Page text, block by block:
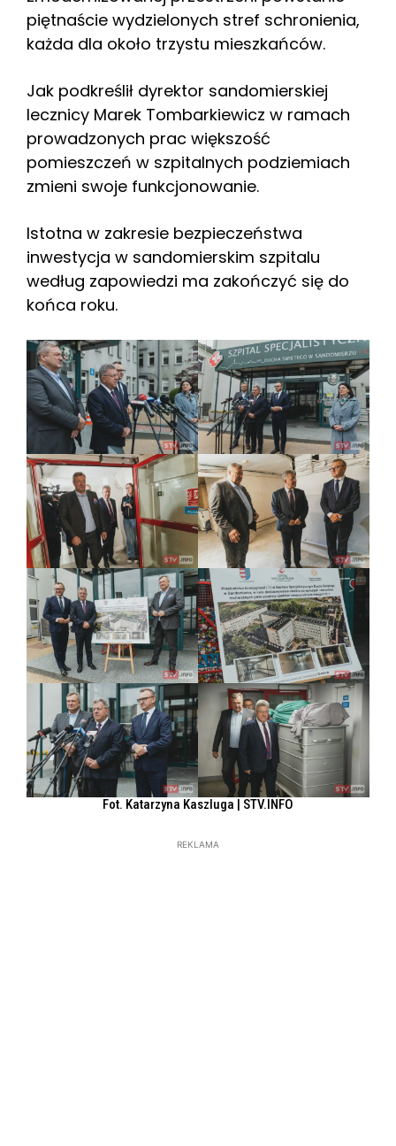
piętnaście wydzielonych stref schronienia,
każda dla około trzystu mieszkańców.
Jak podkreślił dyrektor sandomierskiej
lecznicy Marek Tombarkiewicz w ramach
prowadzonych prac większość
pomieszczeń w szpitalnych podziemiach
zmieni swoje funkcjonowanie.
Istotna w zakresie bezpieczeństwa
inwestycja w sandomierskim szpitalu
według zapowiedzi ma zakończyć się do
końca roku.
Fot. Katarzyna Kaszluga | STV.INFO
REKLAMA